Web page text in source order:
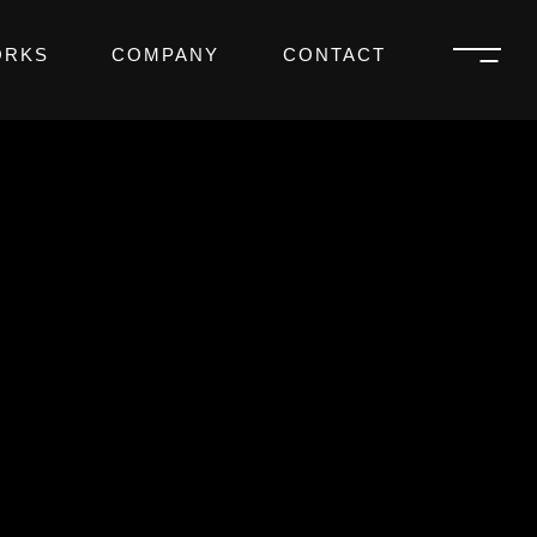
COMPANY CONTACT